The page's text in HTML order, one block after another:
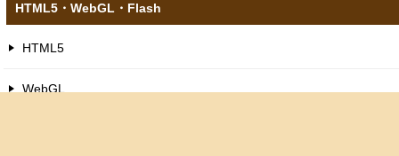
HTML5​・WebGL​・Flash
HTML5
WebGL